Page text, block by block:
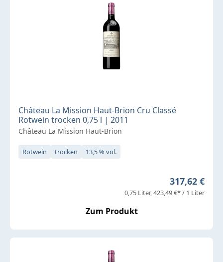
Château La Mission Haut-Brion Cru Classé
Rotwein trocken 0,75 l | 2011
Château La Mission Haut-Brion
Rotwein trocken 13,5 % vol.
Regulärer
317,62 €
0,75 Liter 423,49 €* / 1 Liter
Zum Produkt